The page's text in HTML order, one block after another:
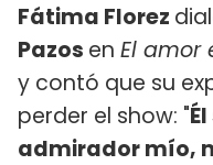
Fátima Florez
Pazos en El amor
y contó que su
perder el show: "
admirador mío,